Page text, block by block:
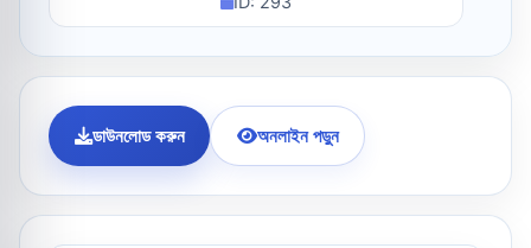
ডাউনলোড করুন অনলাইন পড়ুন